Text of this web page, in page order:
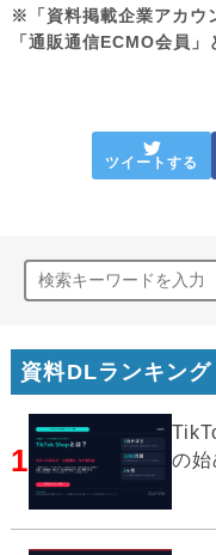
※「資料掲載企業アカウ
「通販通信ECMO会員」
ツイートする
資料DLランキング
1
の